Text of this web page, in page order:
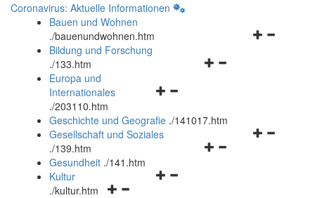
Coronavirus: Aktuelle Informationen
Bauen und Wohnen
./bauenundwohnen.htm
Navigationsmenü
Bildung und Forschung
./133.htm
Navigationsmenü
und
schließen
Europa und
Internationales
./203110.htm
Geschichte und Geografie ./141017.htm
Navigationsmenü
Gesellschaft und Soziales
./139.htm
Navigationsmenü
Gesundheit ./141.htm
Navigationsmenü
Kultur
./kultur.htm